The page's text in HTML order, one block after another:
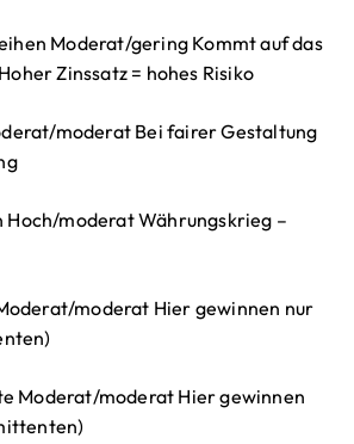
Moderat/gering Kommt auf das
Zinssatz = hohes Risiko
moderat Bei fairer Gestaltung
Hoch/moderat Währungskrieg –
moderat Hier gewinnen nur
Moderat/moderat Hier gewinnen